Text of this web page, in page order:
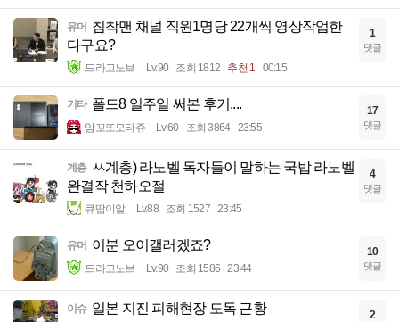
유머 침착맨 채널 직원1명당 22개씩 영상작업한
다구요?
드라고노브 Lv.90 조회 1812 추천 1 00:15
1
댓글
기타 폴드8 일주일 써본 후기....
암꼬또모타쥬 Lv.60 조회 3864 23:55
17
댓글
계층 ㅆ계층) 라노벨 독자들이 말하는 국밥 라노벨
완결작 천하오절
큐땁이알 Lv.88 조회 1527 23:45
4
댓글
유머 이분 오이갤러겠죠?
드라고노브 Lv.90 조회 1586 23:44
10
댓글
이슈 일본 지진 피해현장 도독 근황 2